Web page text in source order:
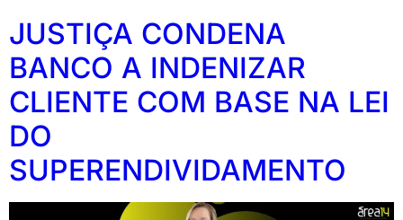
JUSTIÇA CONDENA
BANCO A INDENIZAR
CLIENTE COM BASE NA LEI
DO
SUPERENDIVIDAMENTO